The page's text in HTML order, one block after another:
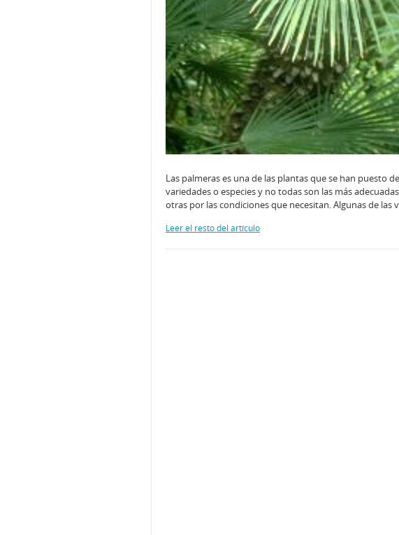
Las palmeras es una de las plantas que se han puesto
variedades o especies y no todas son las más
otras por las condiciones que necesitan. Algunas de las
Leer el resto del artículo